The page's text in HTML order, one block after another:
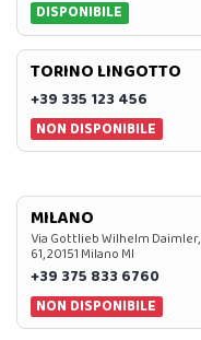
DISPONIBILE
TORINO LINGOTTO
+39 335 123 456
NON DISPONIBILE
MILANO
Via Gottlieb Wilhelm Daimler,
61, 20151 Milano MI
+39 375 833 6760
NON DISPONIBILE